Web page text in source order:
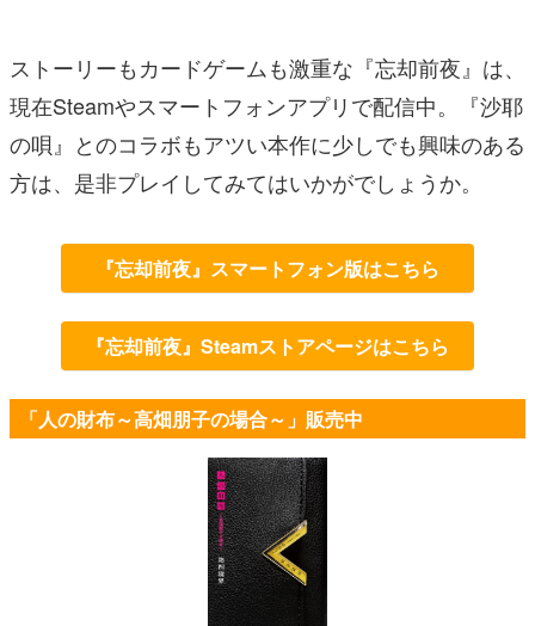
ストーリーもカードゲームも激重な『忘却前夜』は、
現在Steamやスマートフォンアプリで配信中。『沙耶
の唄』とのコラボもアツい本作に少しでも興味のある
方は、是非プレイしてみてはいかがでしょうか。
『忘却前夜』スマートフォン版はこちら
『忘却前夜』Steamストアページはこちら
「人の財布～高畑朋子の場合～」販売中